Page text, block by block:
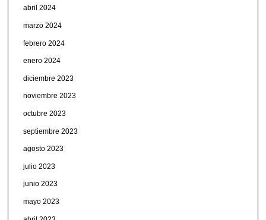
abril 2024
marzo 2024
febrero 2024
enero 2024
diciembre 2023
noviembre 2023
octubre 2023
septiembre 2023
agosto 2023
julio 2023
junio 2023
mayo 2023